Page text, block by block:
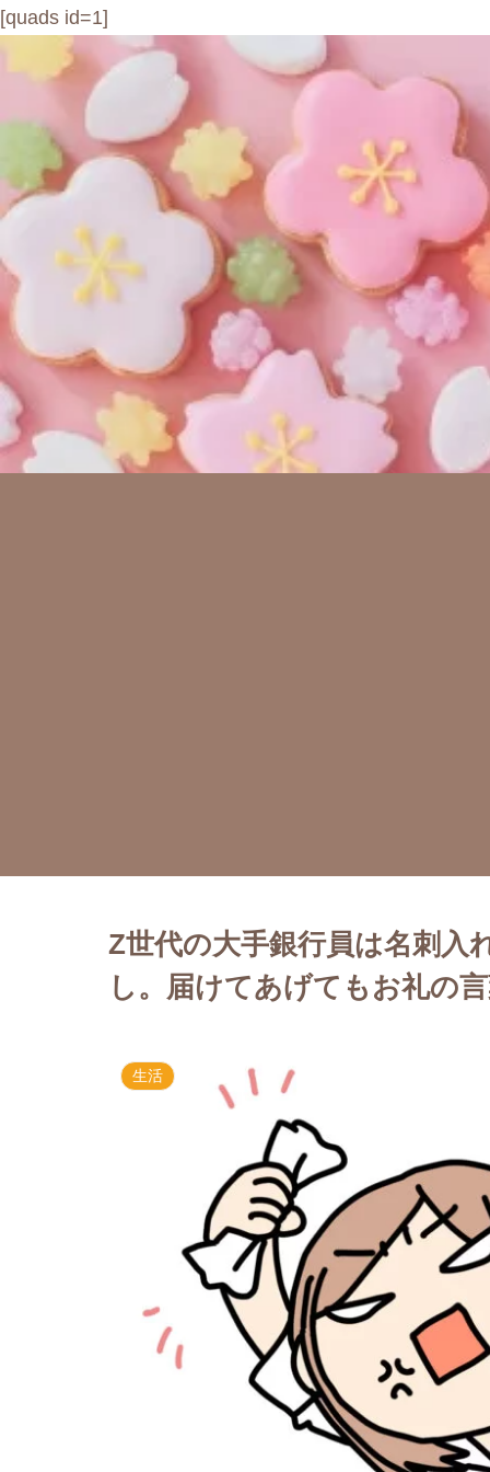
[quads id=1]
Z世代の大手銀行員は名刺入
し。届けてあげてもお礼の
生活